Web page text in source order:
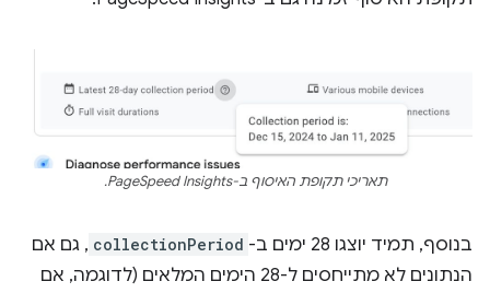
תאריכי תקופת האיסוף ב-PageSpeed Insights.
בנוסף, תמיד יוצגו 28 ימים ב- collectionPeriod , גם אם
הנתונים לא מתייחסים ל-28 הימים המלאים (לדוגמה, אם